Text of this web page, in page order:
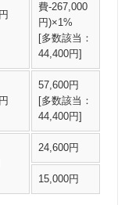
費-267,000
円)×1%
[多数該当：
44,400円]
57,600円
[多数該当：
44,400円]
24,600円
15,000円